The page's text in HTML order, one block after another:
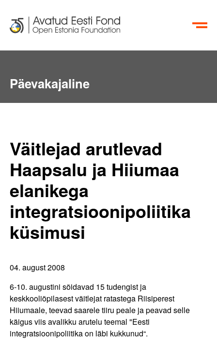
EN RU
Päevakajaline
Väitlejad arutlevad
Haapsalu ja Hiiumaa
elanikega
integratsioonipoliitika
küsimusi
04. august 2008
6-10. augustini sõidavad 15 tudengist ja
keskkooliõpilasest väitlejat ratastega Riisiperest
Hiiumaale, teevad saarele tiiru peale ja peavad selle
käigus viis avalikku arutelu teemal "Eesti
integratsioonipoliitika on läbi kukkunud“.